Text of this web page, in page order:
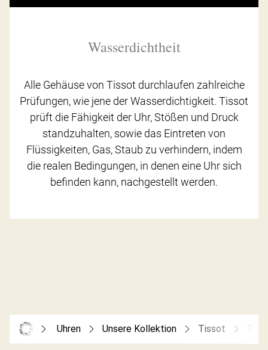
Wasserdichtheit
Alle Gehäuse von Tissot durchlaufen zahlreiche
Prüfungen, wie jene der Wasserdichtigkeit. Tissot
prüft die Fähigkeit der Uhr, Stößen und Druck
standzuhalten, sowie das Eintreten von
Flüssigkeiten, Gas, Staub zu verhindern, indem
die realen Bedingungen, in denen eine Uhr sich
befinden kann, nachgestellt werden.
Uhren Unsere Kollektion Tissot T-